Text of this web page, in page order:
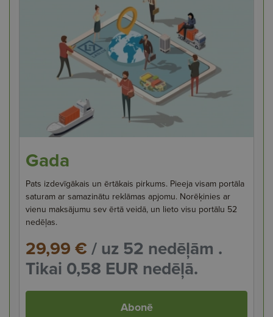
Gada
Pats izdevīgākais un ērtākais pirkums. Pieeja visam portāla
saturam ar samazinātu reklāmas apjomu. Norēķinies ar
vienu maksājumu sev ērtā veidā, un lieto visu portālu 52
nedēļas.
29,99 €/ uz 52 nedēļām .
Tikai 0,58 EUR nedēļā.
Abonē